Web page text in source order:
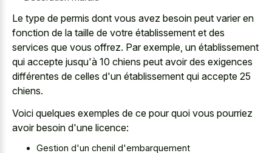
Le type de permis dont vous avez besoin peut varier en
fonction de la taille de votre établissement et des
services que vous offrez. Par exemple, un établissement
qui accepte jusqu'à 10 chiens peut avoir des exigences
différentes de celles d'un établissement qui accepte 25
chiens.
Voici quelques exemples de ce pour quoi vous pourriez
avoir besoin d'une licence:
Gestion d'un chenil d'embarquement